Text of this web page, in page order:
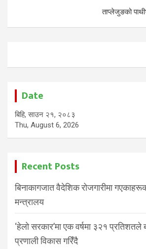
ताप्लेजुङको
Date
बिहि, साउन २१, २०८३
Thu, August 6, 2026
Recent Posts
बिनाकागजात वैदेशिक रोजगारीमा
मन्त्रालय
‘हेलो सरकार’मा एक वर्षमा ३२१
प्रणाली विकास गरिँदै